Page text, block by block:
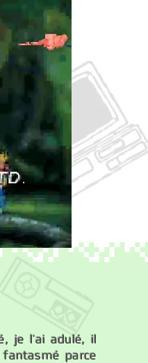
je l’ai adulé, il
parce